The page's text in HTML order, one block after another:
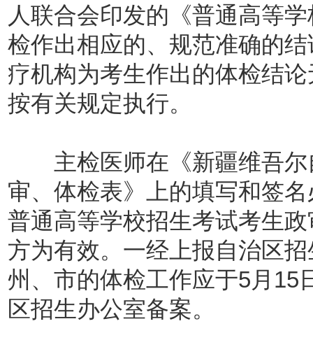
人联合会印发的《普通高等
检作出相应的、规范准确的
疗机构为考生作出的体检结
按有关规定执行。
主检医师在《新疆维吾尔
审、体检表》上的填写和签
普通高等学校招生考试考生
方为有效。一经上报自治区
州、市的体检工作应于5月15
区招生办公室备案。